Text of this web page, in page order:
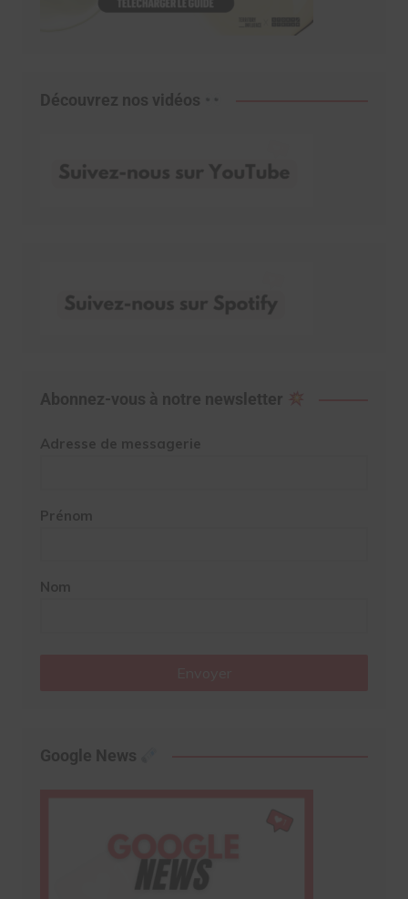
Découvrez nos vidéos
Abonnez-vous à notre newsletter
Adresse de messagerie
Prénom
Nom
Google News